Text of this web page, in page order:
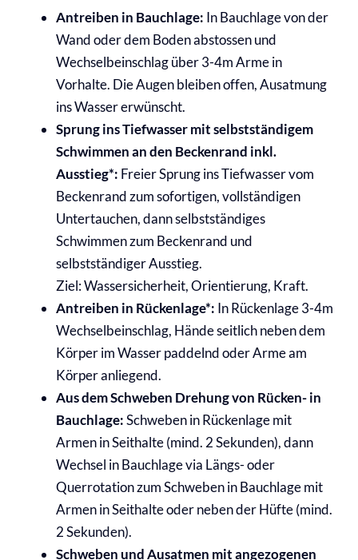
Antreiben in Bauchlage: In Bauchlage von der
Wand oder dem Boden abstossen und
Wechselbeinschlag über 3-4mArme in
Vorhalte. Die Augen bleiben offen, Ausatmung
insWasser erwünscht.
Sprung ins Tiefwasser mitselbstständigem
Schwimmen anden Beckenrand inkl.
Ausstieg*: Freier Sprung ins Tiefwasser vom
Beckenrandzum sofortigen, vollständigen
Untertauchen,dann selbstständiges
Schwimmen zum Beckenrand und
selbstständiger Ausstieg.
Ziel: Wassersicherheit, Orientierung, Kraft.
Antreiben in Rückenlage*: In Rückenlage 3-4m
Wechselbeinschlag, Hände seitlich neben dem
Körper im Wasser paddelnd oder Arme am
Körper anliegend.
Aus dem Schweben Drehung von Rücken- in
Bauchlage:Schweben in Rückenlage mit
Armen inSeithalte (mind. 2 Sekunden), dann
Wechsel inBauchlage via Längs- oder
Querrotation zumSchweben in Bauchlage mit
Armen inSeithalte oder neben der Hüfte(mind.
2 Sekunden).
Schweben und Ausatmen mitangezogenen